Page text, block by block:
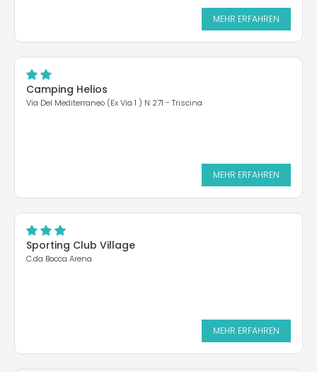
MEHR ERFAHREN
Camping Helios
Via Del Mediterraneo (Ex Via 1 ) N 271 - Triscina
MEHR ERFAHREN
Sporting Club Village
C.da Bocca Arena
MEHR ERFAHREN